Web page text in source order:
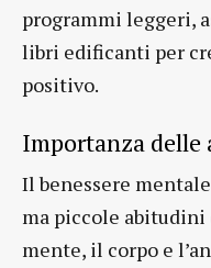
programmi leggeri,
libri edificanti per
positivo.
Importanza
Il benessere
ma piccole
mente, il corpo e